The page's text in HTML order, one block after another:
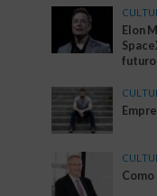
Elon
futuro
Como